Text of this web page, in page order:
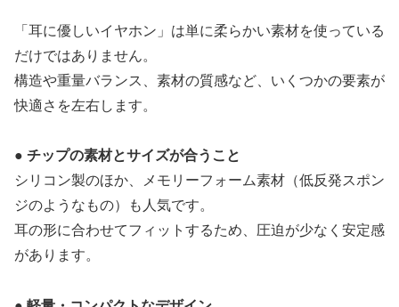
「耳に優しいイヤホン」は単に柔らかい素材を使っている
だけではありません。
構造や重量バランス、素材の質感など、いくつかの要素が
快適さを左右します。
● チップの素材とサイズが合うこと
シリコン製のほか、メモリーフォーム素材（低反発スポン
ジのようなもの）も人気です。
耳の形に合わせてフィットするため、圧迫が少なく安定感
があります。